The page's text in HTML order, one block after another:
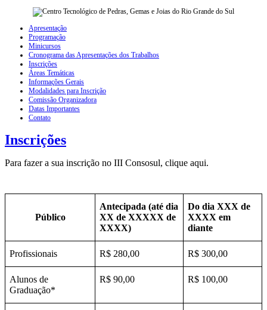
Apresentação
Programação
Minicursos
Cronograma das Apresentações dos Trabalhos
Inscrições
Áreas Temáticas
Informações Gerais
Modalidades para Inscrição
Comissão Organizadora
Datas Importantes
Contato
Inscrições
Para fazer a sua inscrição no III Consosul, clique aqui.
Público
Antecipada (até dia
XX de XXXXX de
XXXX)
Do dia XXX de
XXXX em
diante
Profissionais R$ 280,00 R$ 300,00
Alunos de
Graduação*
R$ 90,00 R$ 100,00